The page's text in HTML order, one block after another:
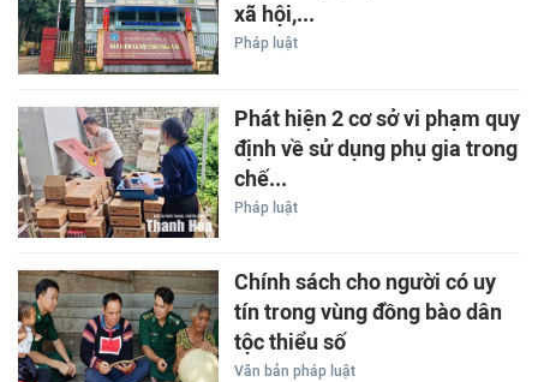
xã hội,...
Pháp luật
Phát hiện 2 cơ sở vi phạm quy
định về sử dụng phụ gia trong
chế...
Pháp luật
Chính sách cho người có uy
tín trong vùng đồng bào dân
tộc thiểu số
Văn bản pháp luật